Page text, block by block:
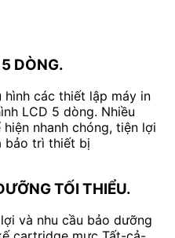
DÒNG.
các thiết lập máy in
LCD 5 dòng. Nhiều
nhanh chóng, tiện lợi
bảo trì thiết bị
TỐI THIỂU.
và nhu cầu bảo dưỡng